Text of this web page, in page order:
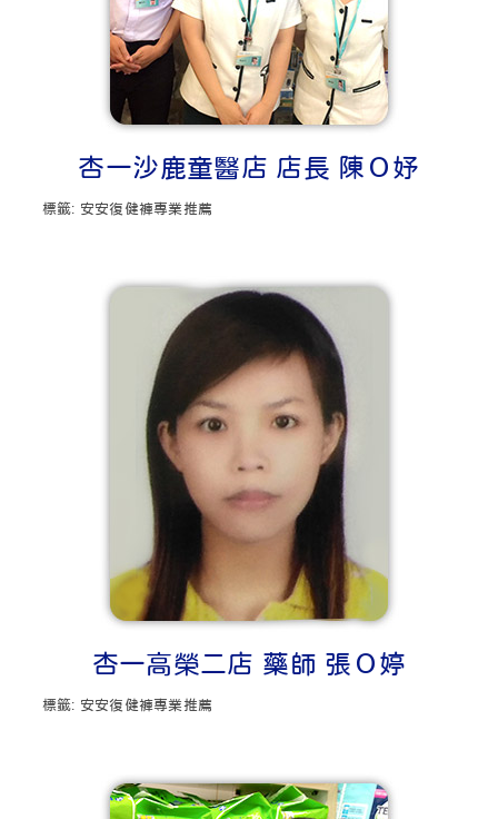
杏一沙鹿童醫店 店長 陳Ｏ妤
標籤: 安安復健褲專業推薦
杏一高榮二店 藥師 張Ｏ婷
標籤: 安安復健褲專業推薦